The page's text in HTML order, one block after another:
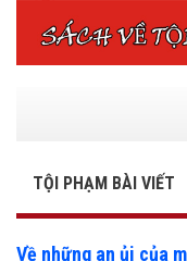
TỘI PHẠM BÀI VIẾT
Về những an ủi của